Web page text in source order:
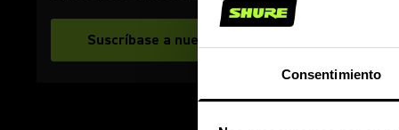
Consentimiento
Suscríbase a nuestro boletín